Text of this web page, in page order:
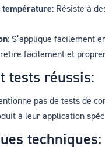
température: Résiste à
: S’applique facilement
facilement et
tests réussis:
pas de tests de
à leur application
techniques: